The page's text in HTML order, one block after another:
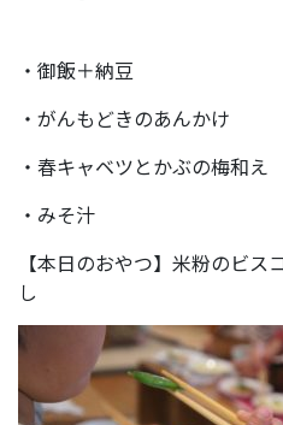
・御飯＋納豆
・がんもどきのあんかけ
・春キャベツとかぶの梅和え
・みそ汁
【本日のおやつ】米粉のビ
し